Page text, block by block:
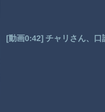
[動画0:42] チャリさん、